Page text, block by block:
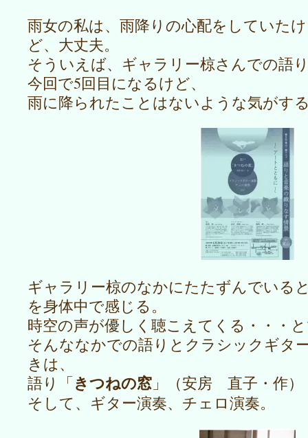
雨女の私は、雨降りの心配をしていたけ
ど、大丈夫。
そういえば、ギャラリー椋さんでの語
今回で5回目になるけど、
雨に降られたことはないような気がす
ギャラリー椋のなかにたたずんでいる
を身体中で感じる。
時空の声が優しく聴こえてくる・・・
そんななかでの語りとクラシックギタ
きは、
語り「きつねの窓 」（安房 直子・作）
そして、ギター演奏、チェロ演奏。